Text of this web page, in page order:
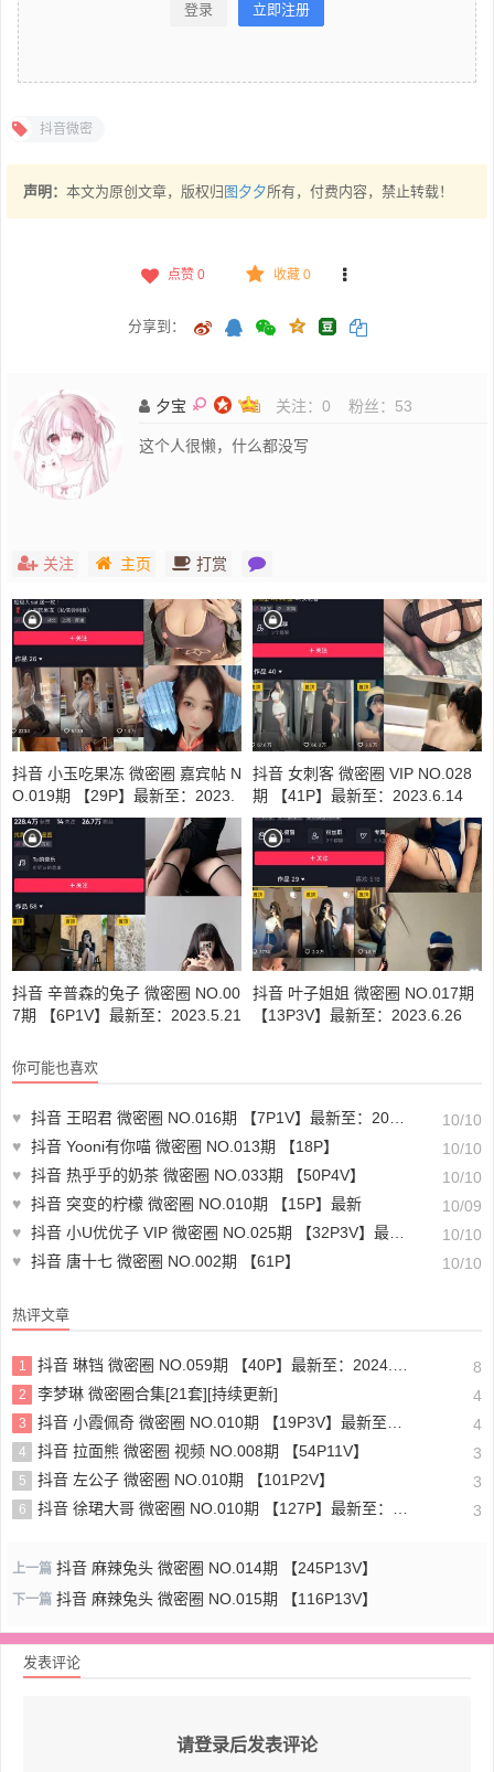
登录 立即注册
抖音微密
声明： 本文为原创文章，版权归 图夕夕所有，付费内容，禁止转载！
点赞 0 收藏 0
分享到：
夕宝 关注： 0 粉丝： 53
这个人很懒，什么都没写
关注 主页 打赏
抖音 小玉吃果冻 微密圈 嘉宾帖 N
O.019期 【29P】最新至：2023.
6.20
抖音 女刺客 微密圈 VIP NO.028
期 【41P】最新至：2023.6.14
抖音 辛普森的兔子 微密圈 NO.00
7期 【6P1V】最新至：2023.5.21
抖音 叶子姐姐 微密圈 NO.017期
【13P3V】最新至：2023.6.26
你可能也喜欢
♥ 抖音 王昭君 微密圈 NO.016期 【7P1V】最新至：2023.10.10
10/10
♥ 抖音 Yooni有你喵 微密圈 NO.013期 【18P】
10/10
♥ 抖音 热乎乎的奶茶 微密圈 NO.033期 【50P4V】
10/10
♥ 抖音 突变的柠檬 微密圈 NO.010期 【15P】最新
10/09
♥ 抖音 小U优优子 VIP 微密圈 NO.025期 【32P3V】最新至：2023.9.11
10/10
♥ 抖音 唐十七 微密圈 NO.002期 【61P】 10/10
热评文章
1 抖音 琳铛 微密圈 NO.059期 【40P】最新至：2024.1.10 8
2 李梦琳 微密圈合集[21套][持续更新] 4
3 抖音 小霞佩奇 微密圈 NO.010期 【19P3V】最新至：2025.5.26 4
4 抖音 拉面熊 微密圈 视频 NO.008期 【54P11V】 3
5 抖音 左公子 微密圈 NO.010期 【101P2V】 3
6 抖音 徐珺大哥 微密圈 NO.010期 【127P】最新至：2024.1.19 3
上一篇 抖音 麻辣兔头 微密圈 NO.014期 【245P13V】
下一篇 抖音 麻辣兔头 微密圈 NO.015期 【116P13V】
发表评论
请登录后发表评论